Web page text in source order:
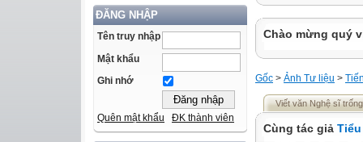
ĐĂNG NHẬP
Tên truy nhập
Mật khẩu
Ghi nhớ
Quên mật khẩu ĐK thành viên
Chào mừng quý
Gốc > Ảnh Tư liệu >
Viết văn Nghệ sĩ
Cùng tác giả